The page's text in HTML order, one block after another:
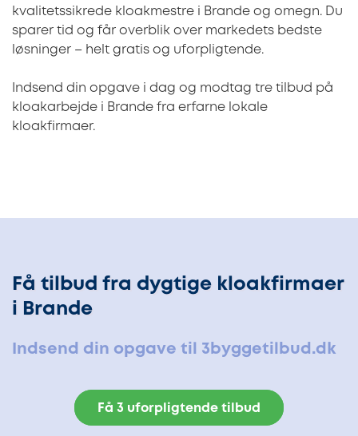
kvalitetssikrede kloakmestre i Brande og omegn. Du
sparer tid og får overblik over markedets bedste
løsninger – helt gratis og uforpligtende.
Indsend din opgave i dag og modtag tre tilbud på
kloakarbejde i Brande fra erfarne lokale
kloakfirmaer.
Få tilbud fra dygtige kloakfirmaer
i Brande
Indsend din opgave til 3byggetilbud.dk
Få 3 uforpligtende tilbud